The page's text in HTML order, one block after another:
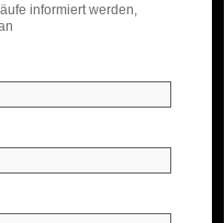
informiert werden,